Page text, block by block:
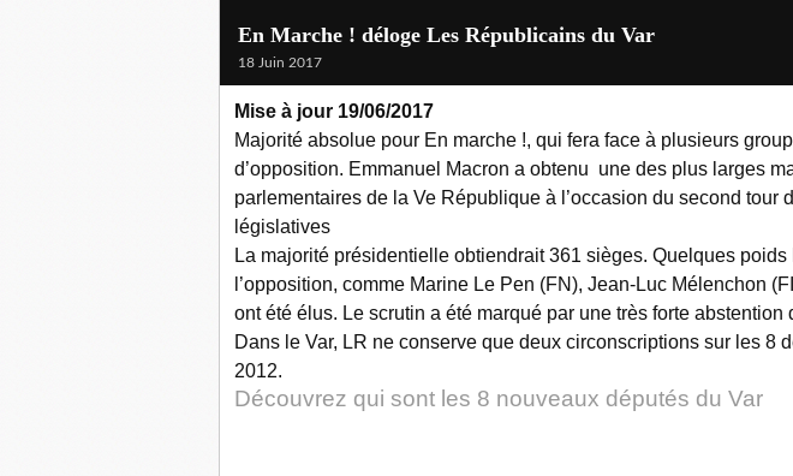
En Marche ! déloge Les Républicains du Var
18 Juin 2017
Mise à jour 19/06/2017
Majorité absolue pour En marche !, qui fera face à plusieurs
d’opposition. Emmanuel Macron a obtenu une des plus larges
parlementaires de la Ve République à l’occasion du second tour
législatives
La majorité présidentielle obtiendrait 361 sièges. Quelques poids
l’opposition, comme Marine Le Pen (FN), Jean-Luc Mélenchon
ont été élus. Le scrutin a été marqué par une très forte abstention
Dans le Var, LR ne conserve que deux circonscriptions sur les 8
2012.
Découvrez qui sont les 8 nouveaux députés du Var